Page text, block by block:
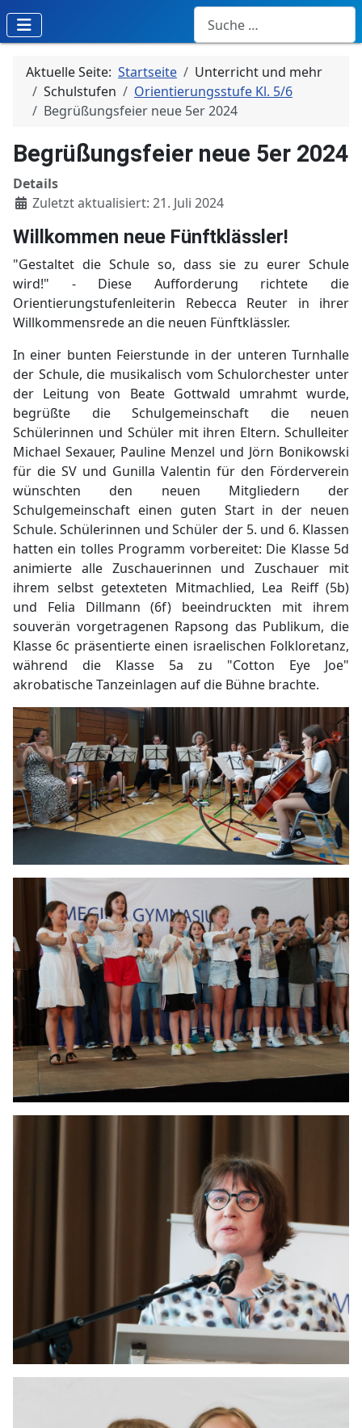
Suchen
Aktuelle Seite: Startseite
Unterricht und mehr
Schulstufen
Orientierungsstufe Kl. 5/6
Begrüßungsfeier neue 5er 2024
Begrüßungsfeier neue 5er 2024
Details
Zuletzt aktualisiert: 21. Juli 2024
Willkommen neue Fünftklässler!
"Gestaltet die Schule so, dass sie zu eurer Schule
wird!" - Diese Aufforderung richtete die
Orientierungstufenleiterin Rebecca Reuter in ihrer
Willkommensrede an die neuen Fünftklässler.
In einer bunten Feierstunde in der unteren Turnhalle
der Schule, die musikalisch vom Schulorchester unter
der Leitung von Beate Gottwald umrahmt wurde,
begrüßte die Schulgemeinschaft die neuen
Schülerinnen und Schüler mit ihren Eltern. Schulleiter
Michael Sexauer, Pauline Menzel und Jörn Bonikowski
für die SV und Gunilla Valentin für den Förderverein
wünschten den neuen Mitgliedern der
Schulgemeinschaft einen guten Start in der neuen
Schule. Schülerinnen und Schüler der 5. und 6. Klassen
hatten ein tolles Programm vorbereitet: Die Klasse 5d
animierte alle Zuschauerinnen und Zuschauer mit
ihrem selbst getexteten Mitmachlied, Lea Reiff (5b)
und Felia Dillmann (6f) beeindruckten mit ihrem
souverän vorgetragenen Rapsong das Publikum, die
Klasse 6c präsentierte einen israelischen Folkloretanz,
während die Klasse 5a zu "Cotton Eye Joe"
akrobatische Tanzeinlagen auf die Bühne brachte.